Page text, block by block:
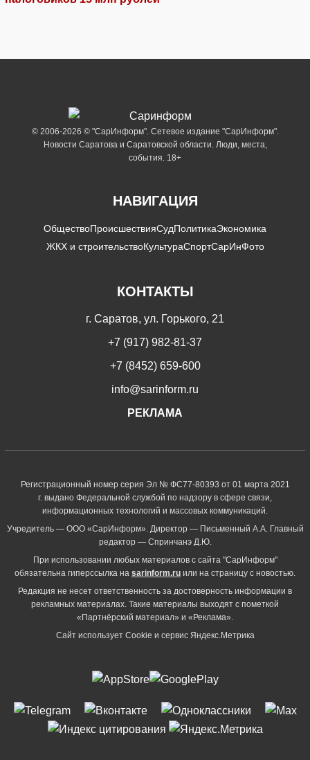
© 2006-2026 © "СарИнформ". Сетевое издание "СарИнформ".
Новости Саратова и Саратовской области. Люди, места,
события. 18+
НАВИГАЦИЯ
ОбществоПроисшествияСудПолитикаЭкономика
ЖКХ и строительствоКультураСпортСарИнФото
КОНТАКТЫ
г. Саратов, ул. Горького, 21
+7 (917) 982-81-37
+7 (8452) 659-600
info@sarinform.ru
РЕКЛАМА
Регистрационный номер серия Эл № ФС77-80393 от 01 марта 2021
г. выдано Федеральной службой по надзору в сфере связи,
информационных технологий и массовых коммуникаций.
Учредитель — ООО «СарИнформ». Директор — Письменный А.А. Главный
редактор — Спринчанэ Д.Ю.
При использовании любых материалов с сайта "СарИнформ"
обязательна гиперссылка на sarinform.ru или на страницу с новостью.
Редакция не несет ответственность за достоверность информации в
рекламных материалах. Такие материалы выходят с пометкой
«Партнёрский материал» и «Реклама».
Сайт использует Cookie и сервиc Яндекс.Метрика